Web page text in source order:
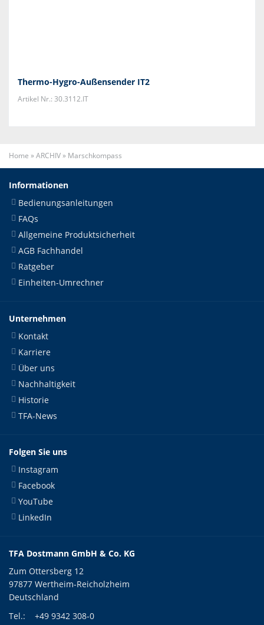
Thermo-Hygro-Außensender IT2
Artikel Nr.: 30.3112.IT
Home »ARCHIV» Marschkompass
Informationen
Bedienungsanleitungen
FAQs
Allgemeine Produktsicherheit
AGB Fachhandel
Ratgeber
Einheiten-Umrechner
Unternehmen
Kontakt
Karriere
Über uns
Nachhaltigkeit
Historie
TFA-News
Folgen Sie uns
Instagram
Facebook
YouTube
LinkedIn
TFA Dostmann GmbH & Co. KG
Zum Ottersberg 12
97877 Wertheim-Reicholzheim
Deutschland
Tel.:
+49 9342 308-0